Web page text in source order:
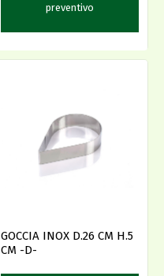
preventivo
GOCCIA INOX D.26 CM H.5
CM -D-